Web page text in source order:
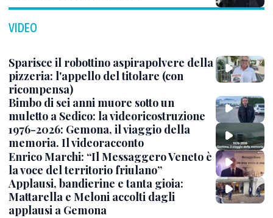
VIDEO
Sparisce il robottino aspirapolvere della
pizzeria: l'appello del titolare (con
ricompensa)
Bimbo di sei anni muore sotto un
muletto a Sedico: la videoricostruzione
1976-2026: Gemona, il viaggio della
memoria. Il videoracconto
Enrico Marchi: “Il Messaggero Veneto è
la voce del territorio friulano”
Applausi, bandierine e tanta gioia:
Mattarella e Meloni accolti dagli
applausi a Gemona